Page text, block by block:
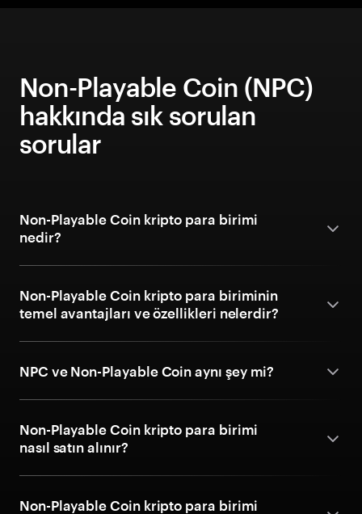
Non-Playable Coin (NPC)
hakkında sık sorulan
sorular
Non-Playable Coin kripto para birimi
nedir?
Non-Playable Coin kripto para biriminin
temel avantajları ve özellikleri nelerdir?
NPC ve Non-Playable Coin aynı şey mi?
Non-Playable Coin kripto para birimi
nasıl satın alınır?
Non-Playable Coin kripto para birimi